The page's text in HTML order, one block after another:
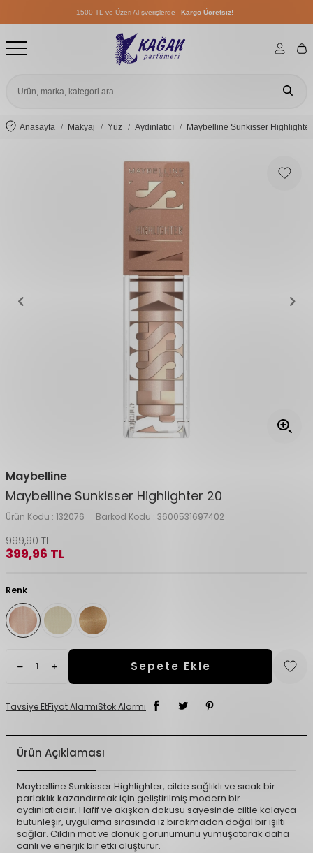
1500 TL ve Üzeri Alışverişlerde Kargo Ücretsiz!
1500 TL ve Üzeri Alışverişlerde
1500 TL ve Üzeri Alışverişlerde
Anasayfa Makyaj Yüz Aydınlatıcı Maybelline Sunkisser
Maybelline
Maybelline Sunkisser Highlighter 20
Ürün Kodu : 132076 Barkod Kodu : 3600531697402
999,90 TL
399,96 TL
Renk
Sepete Ekle
Tavsiye EtFiyat AlarmıStok Alarmı
Ürün Açıklaması
Maybelline Sunkisser Highlighter, cilde sağlıklı ve sıcak bir
parlaklık kazandırmak için geliştirilmiş modern bir
aydınlatıcıdır. Hafif ve akışkan dokusu sayesinde ciltle kolayca
bütünleşir, uygulama sırasında iz bırakmadan doğal bir ışıltı
sağlar. Cildin mat ve donuk görünümünü yumuşatarak daha
canlı ve enerjik bir etki oluşturur.